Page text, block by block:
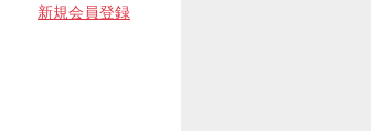
新規会員登録